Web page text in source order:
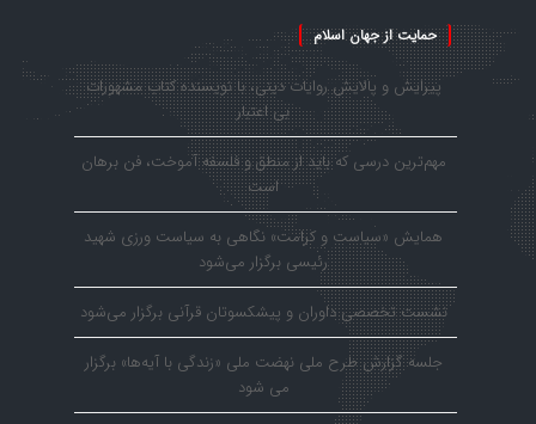
حمایت از جهان اسلام
پیرایش و پالایش روایات دینی، با نویسنده کتاب مشهورات
بی اعتبار
مهم‌ترین درسی که باید از منطق و فلسفه آموخت، فن برهان
است
همایش «سیاست و کرامت» نگاهی به سیاست ورزی شهید
رئیسی برگزار می‌شود
نشست تخصصی داوران و پیشکسوتان قرآنی برگزار می‌شود
جلسه گزارش طرح ملی نهضت ملی «زندگی با آیه‌ها» برگزار
می شود